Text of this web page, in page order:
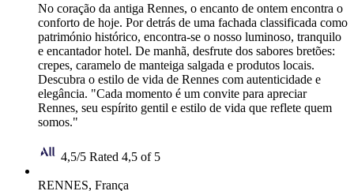
No coração da antiga Rennes, o encanto de ontem encontra o
conforto de hoje. Por detrás de uma fachada classificada como
património histórico, encontra-se o nosso luminoso, tranquilo
e encantador hotel. De manhã, desfrute dos sabores bretões:
crepes, caramelo de manteiga salgada e produtos locais.
Descubra o estilo de vida de Rennes com autenticidade e
elegância. "Cada momento é um convite para apreciar
Rennes, seu espírito gentil e estilo de vida que reflete quem
somos."
4,5/5 Rated 4,5 of 5
RENNES, França